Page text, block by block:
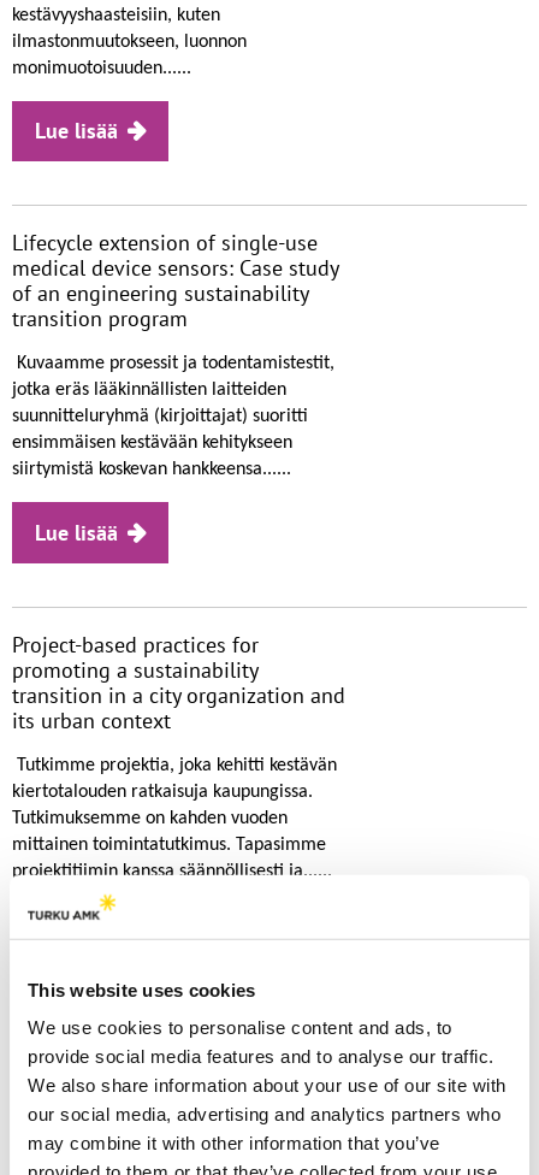
This website uses cookies
We use cookies to personalise content and ads, to
provide social media features and to analyse our traffic.
We also share information about your use of our site with
our social media, advertising and analytics partners who
may combine it with other information that you’ve
kestävyyshaasteisiin, kuten
ilmastonmuutokseen, luonnon
monimuotoisuuden......
Lue lisää
Lifecycle extension of single-use
medical device sensors: Case study
of an engineering sustainability
transition program
Kuvaamme prosessit ja todentamistestit,
jotka eräs lääkinnällisten laitteiden
suunnitteluryhmä (kirjoittajat) suoritti
ensimmäisen kestävään kehitykseen
siirtymistä koskevan hankkeensa......
Lue lisää
Project-based practices for
promoting a sustainability
transition in a city organization and
its urban context
Tutkimme projektia, joka kehitti kestävän
kiertotalouden ratkaisuja kaupungissa.
Tutkimuksemme on kahden vuoden
mittainen toimintatutkimus. Tapasimme
projektitiimin kanssa säännöllisesti ja......
Lue lisää
Domination of Managerial and
Technical Frames—How the Circular
Economy Is Reported in Finnish
Business
Artikkelissa tutkittiin suomalaisten